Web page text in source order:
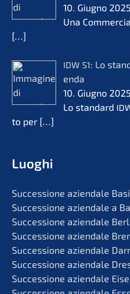
10. Giugno 2025
Una
[…]
IDW S1: Lo
en­da
10. Giugno 2025
Lo standard
to per […]
Luoghi
Succes­sio­ne aziend­a­le
Succes­sio­ne aziend­a­le a
Succes­sio­ne aziend­a­le
Succes­sio­ne aziend­a­le
Succes­sio­ne aziend­a­le
Succes­sio­ne aziend­a­le
Succes­sio­ne aziend­a­le